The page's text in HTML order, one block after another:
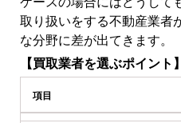
取り扱いをする不動産業者
な分野に差が出てきます。
【買取業者を選ぶポイント】
項目